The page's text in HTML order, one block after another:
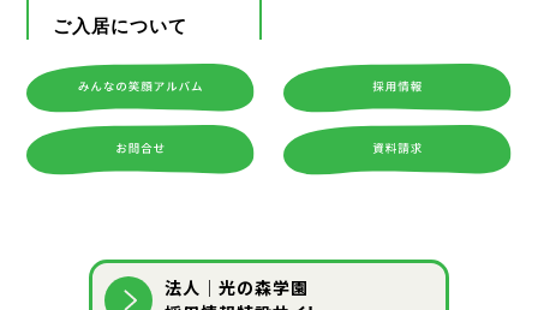
ご入居について
法人｜光の森学園